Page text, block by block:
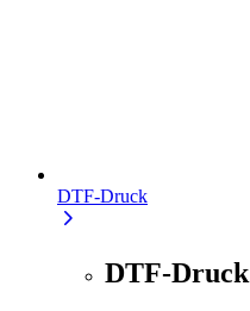
DTF-Druck
DTF-Druck